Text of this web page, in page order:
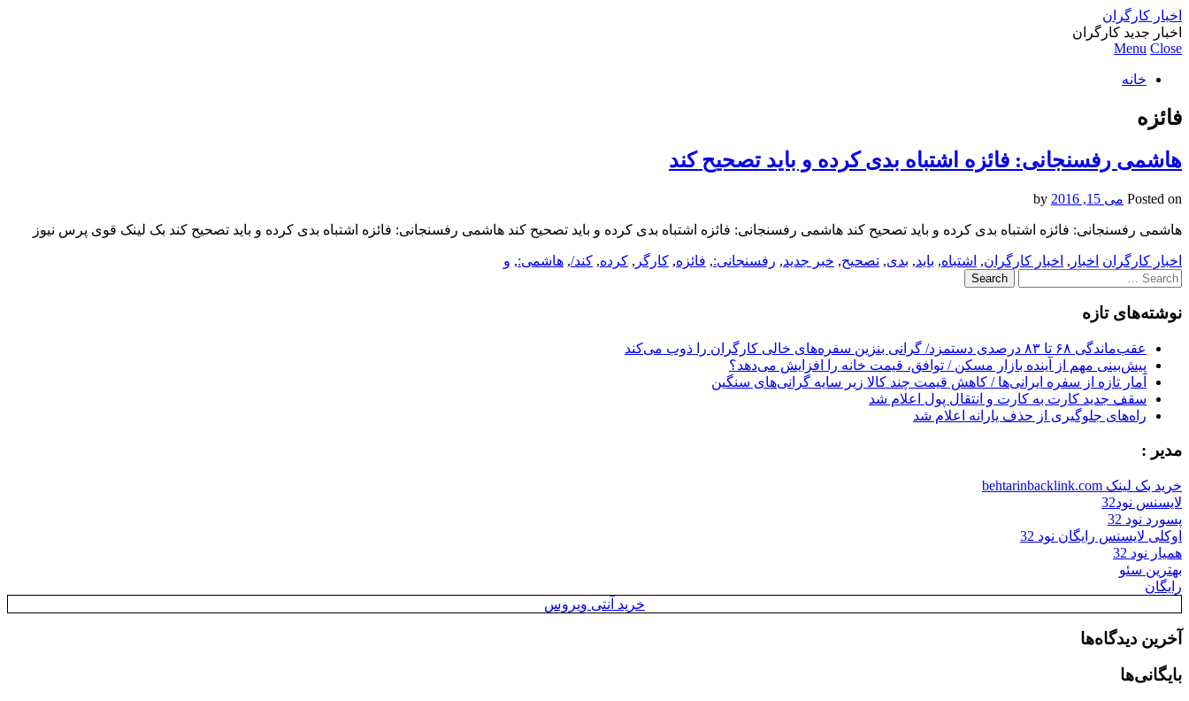
اخبار کارگران
اخبار جدید کارگران
Menu Close
خانه
فائزه
هاشمی رفسنجانی: فائزه اشتباه بدی کرده و باید تصحیح کند
Posted on می 15, 2016
هاشمی رفسنجانی: فائزه اشتباه بدی کرده و باید تصحیح کند هاشمی رفسنجانی: فائزه اشتباه بدی کرده و باید تصحیح کند هاشمی رفسنجانی: فائزه اشتباه بدی کرده و باید تصحیح کند بک لینک قوی پرس نیوز
اخبار کارگران اخبار , اخبار کارگران, اشتباه, باید, بدی, تصحیح, خبر جدید, رفسنجانی:, فائزه, کارگر , کرده, کند/, هاشمی:, و
Search
for:
نوشته‌های تازه
عقب‌ماندگی ۶۸ تا ۸۳ درصدی دستمزد/ گرانی بنزین سفره‌های خالی کارگران را ذوب می‌کند
پیش‌بینی مهم از آینده بازار مسکن / توافق، قیمت خانه را افزایش می‌دهد؟
آمار تازه از سفره ایرانی‌ها / کاهش قیمت چند کالا زیر سایه گرانی‌های سنگین
سقف جدید کارت به کارت و انتقال پول اعلام شد
راه‌های جلوگیری از حذف یارانه اعلام شد
مدیر :
خرید بک لینک behtarinbacklink.com
لایسنس نود32
پسورد نود 32
اوکلی لایسنس رایگان نود 32
همیار نود 32
بهترین سئو
رایگان
خرید آنتی ویروس
آخرین دیدگاه‌ها
بایگانی‌ها